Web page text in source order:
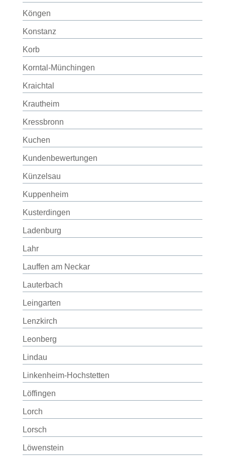
Köngen
Konstanz
Korb
Korntal-Münchingen
Kraichtal
Krautheim
Kressbronn
Kuchen
Kundenbewertungen
Künzelsau
Kuppenheim
Kusterdingen
Ladenburg
Lahr
Lauffen am Neckar
Lauterbach
Leingarten
Lenzkirch
Leonberg
Lindau
Linkenheim-Hochstetten
Löffingen
Lorch
Lorsch
Löwenstein